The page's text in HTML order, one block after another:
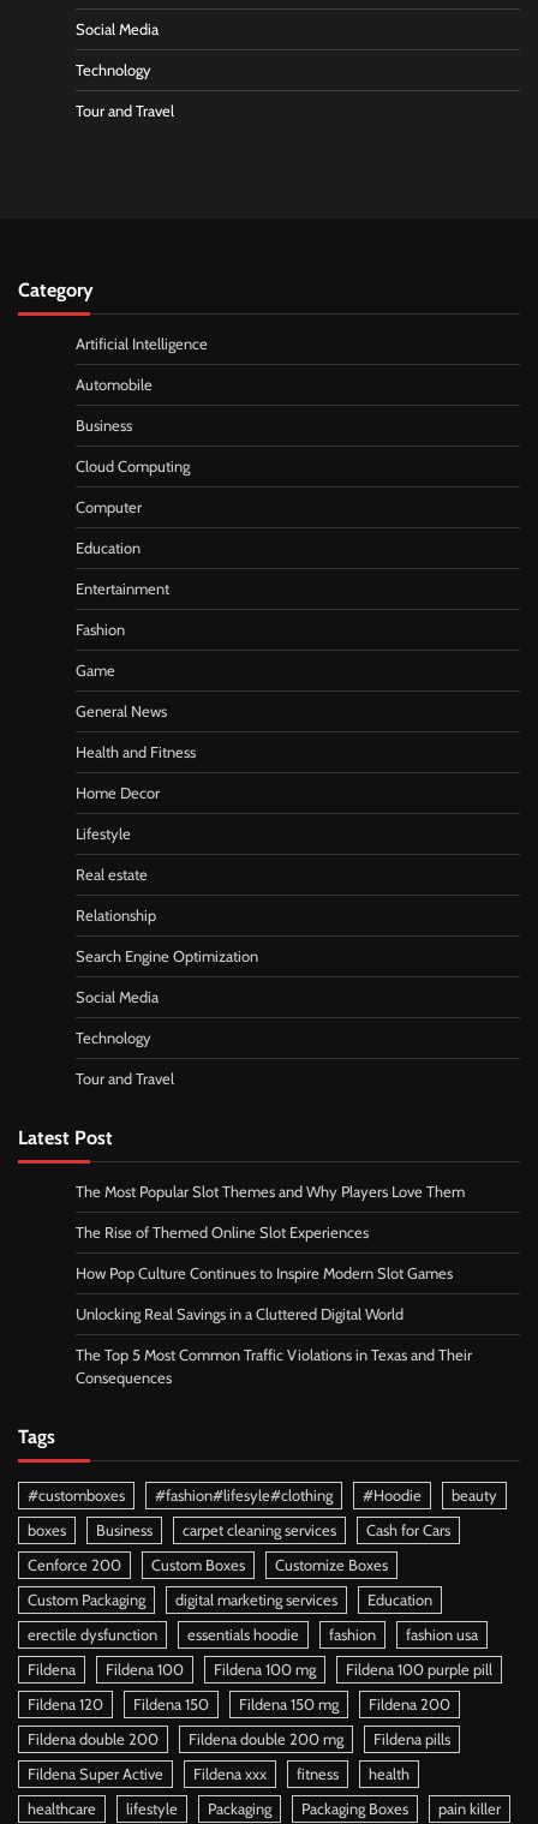
Social Media
Technology
Tour and Travel
Category
Artificial Intelligence
Automobile
Business
Cloud Computing
Computer
Education
Entertainment
Fashion
Game
General News
Health and Fitness
Home Decor
Lifestyle
Real estate
Relationship
Search Engine Optimization
Social Media
Technology
Tour and Travel
Latest Post
The Most Popular Slot Themes and Why Players Love Them
The Rise of Themed Online Slot Experiences
How Pop Culture Continues to Inspire Modern Slot Games
Unlocking Real Savings in a Cluttered Digital World
The Top 5 Most Common Traffic Violations in Texas and Their
Consequences
Tags
#customboxes #fashion#lifesyle#clothing #Hoodie
beauty
boxes
Business carpet cleaning services
Cash for Cars
Cenforce 200
Custom Boxes
Customize Boxes
Custom Packaging
digital marketing services
Education
erectile dysfunction
essentials hoodie fashion
fashion usa
Fildena
Fildena 100 Fildena 100 mg
Fildena 100 purple pill
Fildena 120
Fildena 150 Fildena 150 mg
Fildena 200
Fildena double 200
Fildena double 200 mg
Fildena pills
Fildena Super Active
Fildena xxx fitness
health
healthcare
lifestyle Packaging Packaging Boxes pain killer